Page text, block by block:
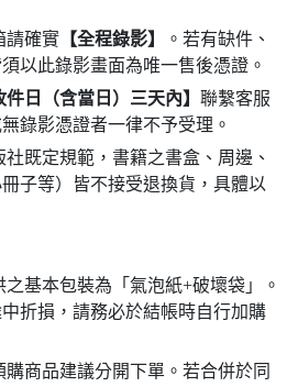
請確實 【全程錄影】
。若有缺件、
以此錄影畫面為唯一售後憑證。
件日（含當日）三天內】 聯繫客服
錄影憑證者一律不予受理。
社既定規範，書籍之書盒、周邊、
子等）皆不接受退換貨，具體以
之基本包裝為「氣泡紙+破壞袋」。
折損，請務必於結帳時自行加購
購商品建議分開下單。若合併於同